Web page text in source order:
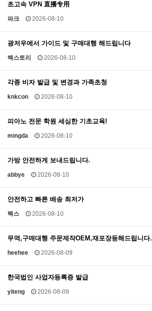
초고속 VPN 直播专用
파크 2026-08-10
광저우에서 가이드 및 구매대행 해드립니다
백스토리 2026-08-10
각종 비자 발급 및 변경과 가족초청
knkcon 2026-08-10
피아노 전문 학원 세심한 기초교육!
mingda 2026-08-10
가방 안전하게 보내드립니다.
abbye 2026-08-10
안전하고 빠른 배송 최저가
렉스 2026-08-10
무역,구매대행 주문제작OEM,재포장등해드립니다.
heehee 2026-08-09
한국법인 사업자등록증 발급
yiteng 2026-08-09